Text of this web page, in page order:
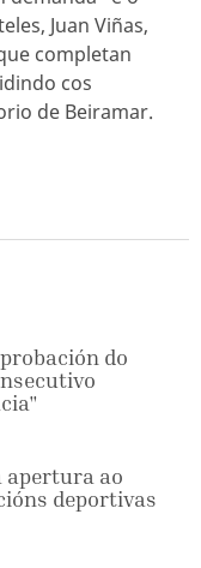
Juan Viñas,
completan
cos
de Beiramar.
do
apertura ao
deportivas